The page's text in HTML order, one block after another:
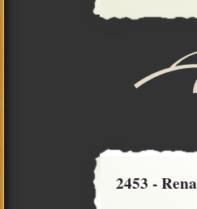
2453 -